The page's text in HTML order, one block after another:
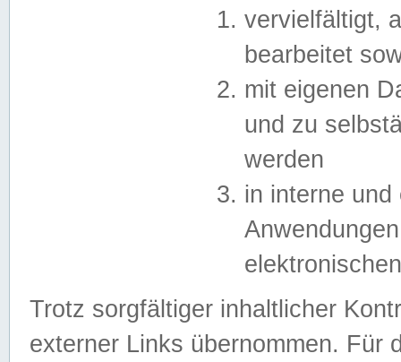
vervielfältigt,
bearbeitet
mit eigenen
und zu
werden
in interne
Trotz sorgfältiger inhaltlicher
externer Links übernommen. Für